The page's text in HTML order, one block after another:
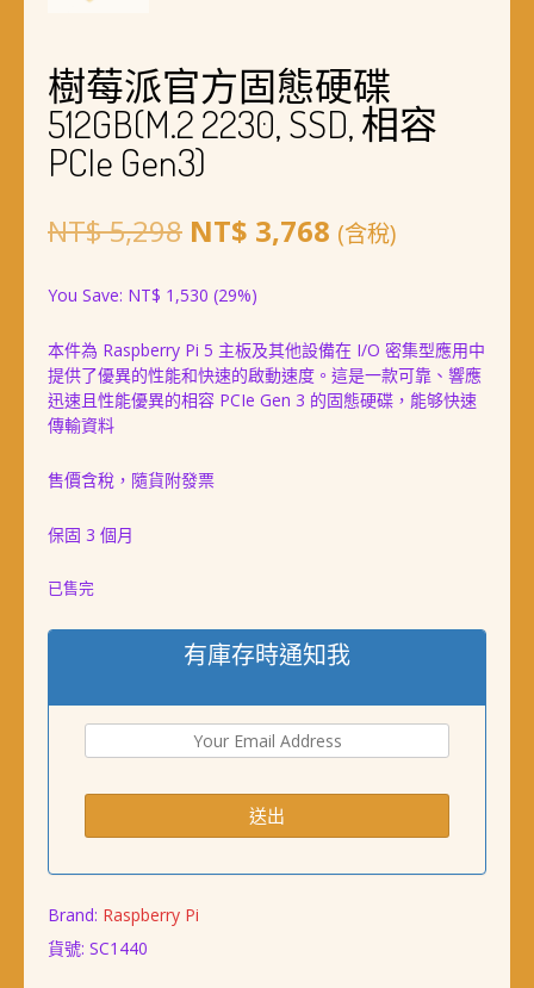
樹莓派官方固態硬碟
512GB(M.2 2230, SSD, 相容
PCIe Gen3)
NT$5,298 原
價
格：
NT$ 5,298。
NT$ 3,768 目
格：
NT$ 3,768。
(含稅)
You Save: NT$ 1,530 (29%)
本件為 Raspberry Pi 5 主板及其他設備在 I/O 密集型應用中
提供了優異的性能和快速的啟動速度。這是一款可靠、響應
迅速且性能優異的相容 PCIe Gen 3 的固態硬碟，能够快速
傳輸資料
售價含稅，隨貨附發票
保固 3 個月
已售完
有庫存時通知我
Brand: Raspberry Pi
貨號: SC1440